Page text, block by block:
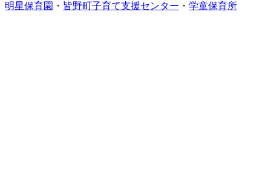
明星保育園 ・ 皆野町子育て支援センター ・ 学童保育所